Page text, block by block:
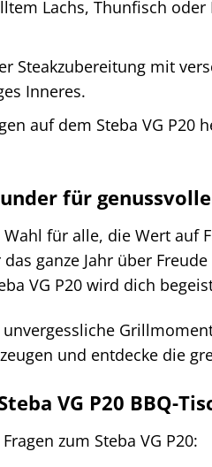
Lachs, Thunfisch oder
Steakzubereitung mit
Inneres.
auf dem Steba VG
für
Wahl für alle, die Wert
ganze Jahr über
VG P20 wird dich
und entdecke die
VG P20 BBQ-
zum Steba VG P20: